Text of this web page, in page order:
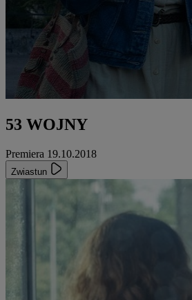
53 WOJNY
Premiera 19.10.2018
Zwiastun